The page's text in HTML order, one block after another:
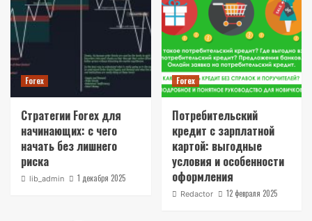
Forex
Стратегии Forex для
начинающих: с чего
начать без лишнего
риска
lib_admin 1 декабря 2025
Forex
Потребительский
кредит с зарплатной
картой: выгодные
условия и особенности
оформления
Redactor 12 февраля 2025